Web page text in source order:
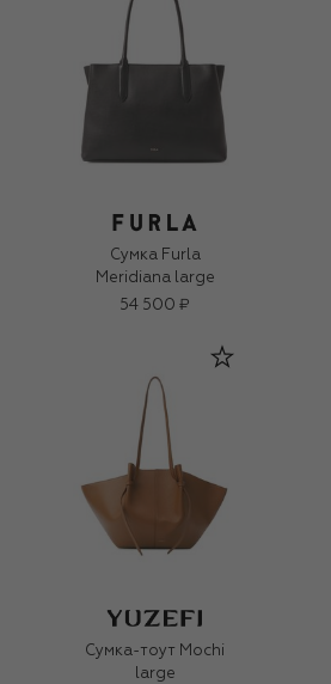
Сумка Furla
Meridiana large
54 500 ₽
Сумка-тоут Mochi
large